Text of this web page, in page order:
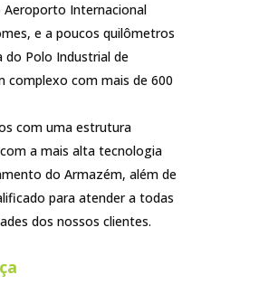
Internacional
e a poucos quilômetros
do Polo Industrial de
complexo com mais de 600
com uma estrutura
a mais alta tecnologia
do Armazém, além de
para atender a todas
dos nossos clientes.